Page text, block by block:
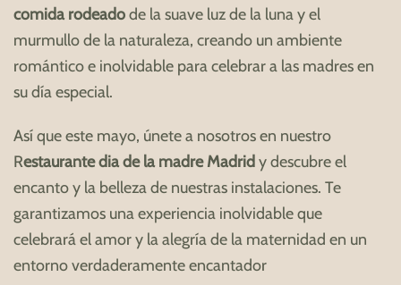
comida rodeadode la suave luz de la luna y el
murmullo de la naturaleza, creando un ambiente
romántico e inolvidable para celebrar a las madres en
su día especial.
Así que este mayo, únete a nosotros en nuestro
Restaurante dia de la madre Madrid y descubre el
encanto y la belleza de nuestras instalaciones. Te
garantizamos una experiencia inolvidable que
celebrará el amor y la alegría de la maternidad en un
entorno verdaderamente encantador